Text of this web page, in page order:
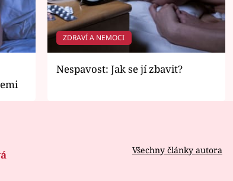
ZDRAVÍ A NEMOCI
Nespavost: Jak se jí zbavit?
Všechny články autora